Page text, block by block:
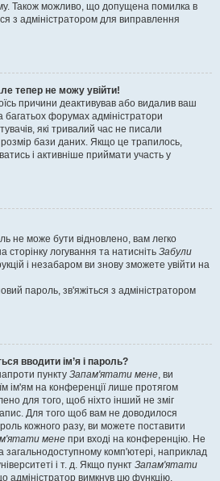
Також можливо, що допущена помилка в
з адміністратором для виправлення
тепер не можу увійти!
причини деактивував або видалив ваш
багатьох форумах адміністратори
які тривалий час не писали
бази даних. Якщо це трапилось,
і активніше приймати участь у
не може бути відновлено, вам легко
логування та натисніть Забули
і незабаром ви знову зможете увійти на
пароль, зв'яжіться з адміністратором
вводити ім’я і пароль?
пункту Запам'ятати мене, ви
ім'ям на конференції лише протягом
для того, щоб ніхто інший не зміг
Для того щоб вам не доводилося
кожного разу, ви можете поставити
мене при вході на конференцію. Не
загальнодоступному комп'ютері, наприклад
і т. д. Якщо пункт Запам'ятати
адміністратор вимкнув цю функцію.